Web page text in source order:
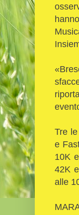
Tre
e
10K
42K
alle